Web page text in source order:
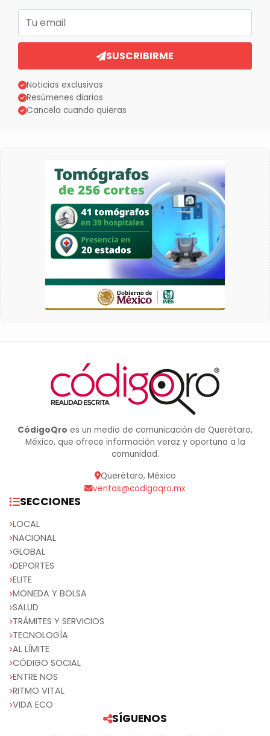
Correo electrónico
SUSCRIBIRME
Noticias exclusivas
Resúmenes diarios
Cancela cuando quieras
CódigoQro es un medio de comunicación de Querétaro,
México, que ofrece información veraz y oportuna a la
comunidad.
Querétaro, México
ventas@codigoqro.mx
SECCIONES
LOCAL
NACIONAL
GLOBAL
DEPORTES
ELITE
MONEDA Y BOLSA
SALUD
TRÁMITES Y SERVICIOS
TECNOLOGÍA
AL LÍMITE
CÓDIGO SOCIAL
ENTRE NOS
RITMO VITAL
VIDA ECO
SÍGUENOS